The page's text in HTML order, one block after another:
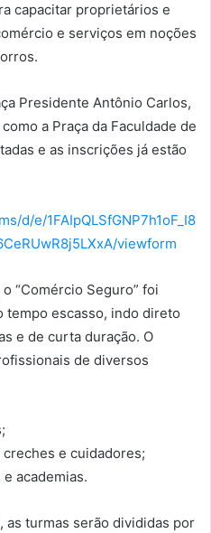
capacitar proprietários e
e serviços em noções
Presidente Antônio Carlos,
a Praça da Faculdade de
e as inscrições já estão
d/e/1FAIpQLSfGNP7h1oF_I8
viewform
“Comércio Seguro” foi
tempo escasso, indo direto
e de curta duração. O
de diversos
e cuidadores;
academias.
as turmas serão divididas por